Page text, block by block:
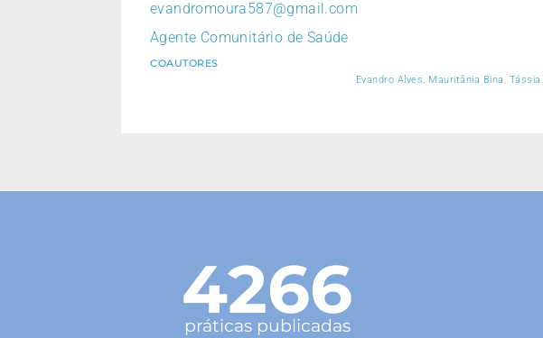
evandromoura587@gmail.com
Agente Comunitário de Saúde
COAUTORES
Evandro Alves, Mauritânia Bina,
4266
práticas publicadas